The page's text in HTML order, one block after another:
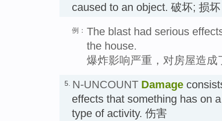
caused to an object. 破坏; 损坏
例： The blast had serious
the house.
爆炸影响严重，对房屋造成
5. N-UNCOUNT Damage
effects that something has on
type of activity. 伤害